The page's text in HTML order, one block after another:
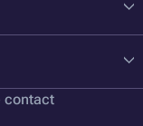
contact